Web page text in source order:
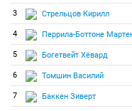
3
Стрельцов Кирилл
4 Перрила-Боттоне
5 Богетвейт Хёвард
6 Томшин Василий
7 Баккен Зиверт